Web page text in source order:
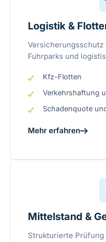
Logistik &
Versicherungsschutz
Fuhrparks und
Kfz-Flotten
Verkehrshaftung
Schadenquote
Mehr erfahren
Mittelstand &
Strukturierte